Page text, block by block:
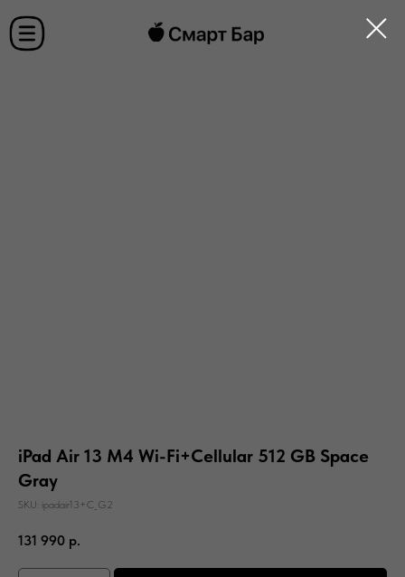
iPad Air 13 M4 Wi-Fi+Cellular 512 GB Space
Gray
SKU: ipadair13+C_G2
131 990 р.